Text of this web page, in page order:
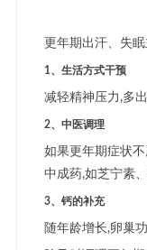
更年期出汗、失
1、生活方式干预
减轻精神压力,多
2、中医调理
如果更年期症状
中成药,如芝宁素
3、钙的补充
随年龄增长,卵巢